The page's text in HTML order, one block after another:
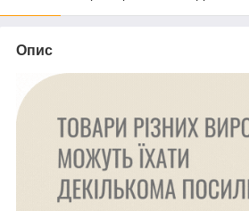
Опис